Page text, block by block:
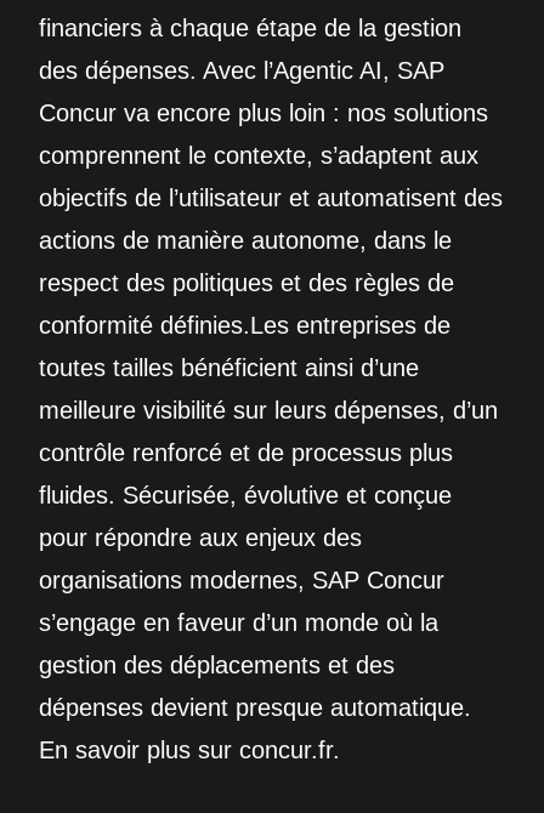
financiers à chaque étape de la gestion
des dépenses. Avec l’Agentic AI, SAP
Concur va encore plus loin : nos solutions
comprennent le contexte, s’adaptent aux
objectifs de l’utilisateur et automatisent des
actions de manière autonome, dans le
respect des politiques et des règles de
conformité définies.Les entreprises de
toutes tailles bénéficient ainsi d’une
meilleure visibilité sur leurs dépenses, d’un
contrôle renforcé et de processus plus
fluides. Sécurisée, évolutive et conçue
pour répondre aux enjeux des
organisations modernes, SAP Concur
s’engage en faveur d’un monde où la
gestion des déplacements et des
dépenses devient presque automatique.
En savoir plus sur concur.fr.